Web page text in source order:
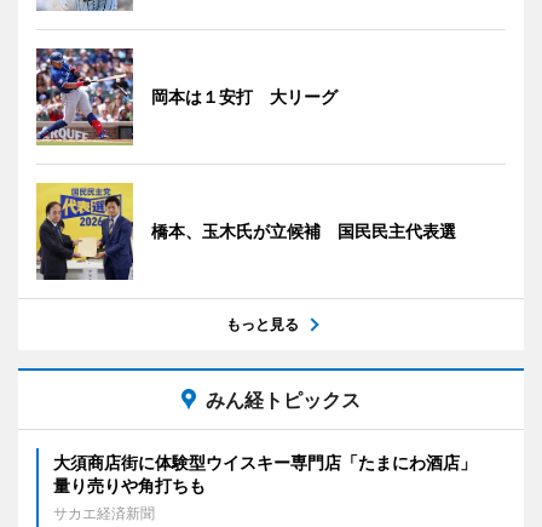
岡本は１安打 大リーグ
橋本、玉木氏が立候補 国民民主代表選
もっと見る
みん経トピックス
大須商店街に体験型ウイスキー専門店「たまにわ酒店」
量り売りや角打ちも
サカエ経済新聞